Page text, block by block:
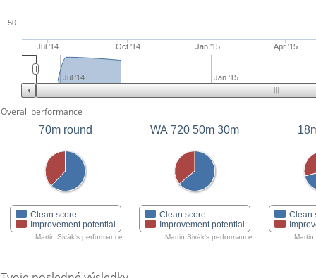
Jul '14 Oct '14 Jan '15 Apr '15
50
Jul '14 Jan '15
Overall performance
70m round
Clean score
Improvement potential
Martin Sivák's performance
WA 720 50m 30m
Clean score
Improvement potential
Martin Sivák's performance
Clean